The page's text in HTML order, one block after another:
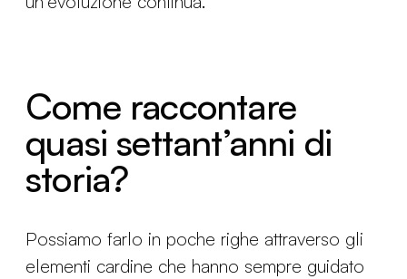
Come raccontare
quasi settant’anni di
storia?
Possiamo farlo in poche righe attraverso gli
elementi cardine che hanno sempre guidato